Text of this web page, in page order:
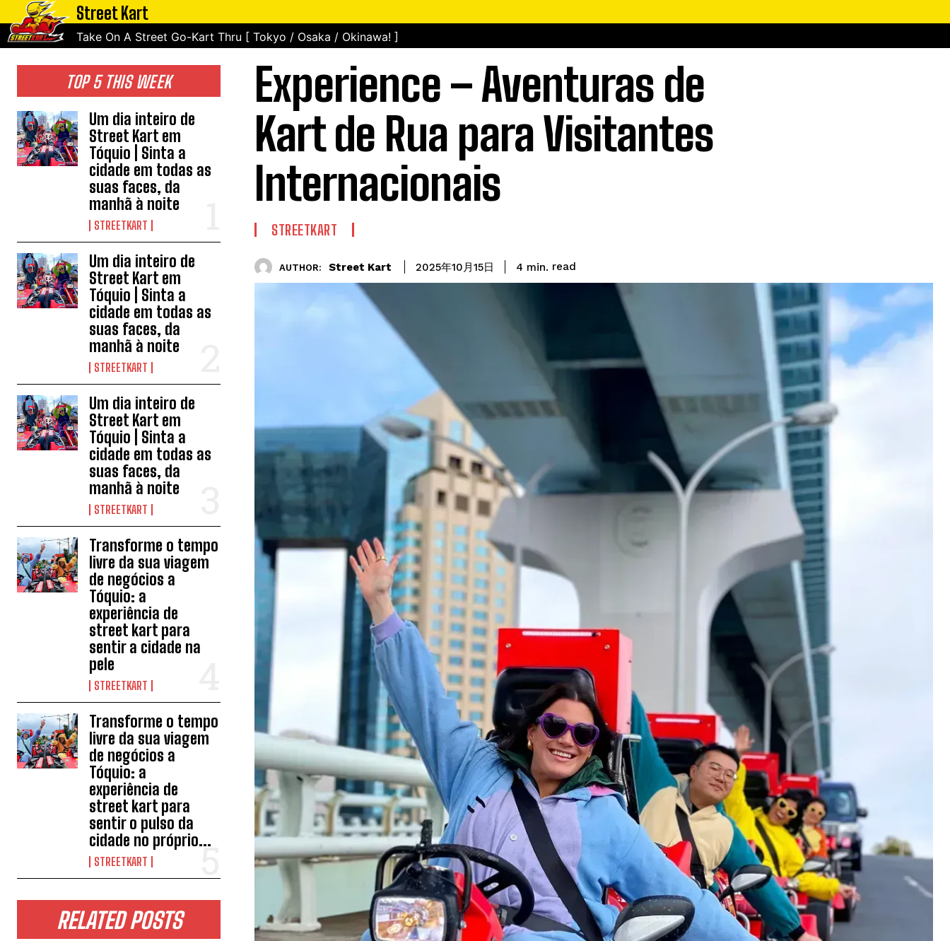
Street Kart
Take On A Street Go-Kart Thru [ Tokyo / Osaka / Okinawa! ]
TOP 5 THIS WEEK
Um dia inteiro de
Street Kart em
Tóquio | Sinta a
cidade em todas as
suas faces, da
manhã à noite
STREETKART
Um dia inteiro de
Street Kart em
Tóquio | Sinta a
cidade em todas as
suas faces, da
manhã à noite
STREETKART
Um dia inteiro de
Street Kart em
Tóquio | Sinta a
cidade em todas as
suas faces, da
manhã à noite
STREETKART
Transforme o tempo
livre da sua viagem
de negócios a
Tóquio: a
experiência de
street kart para
sentir a cidade na
pele
STREETKART
Transforme o tempo
livre da sua viagem
de negócios a
Tóquio: a
experiência de
street kart para
sentir o pulso da
cidade no próprio...
STREETKART
RELATED POSTS
Experience – Aventuras de
Kart de Rua para Visitantes
Internacionais
STREETKART
AUTHOR: Street Kart 2025年10月15日 4 min. read